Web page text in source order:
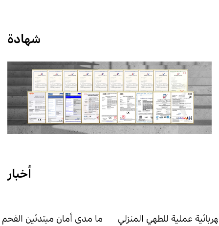
شهادة
أخبار
ما
يجعل المواقد الكهربائية عملية للطهي المنزلي